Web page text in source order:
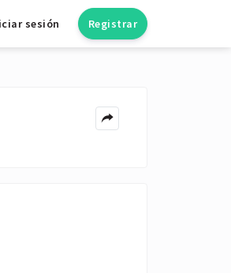
sesión Registrar